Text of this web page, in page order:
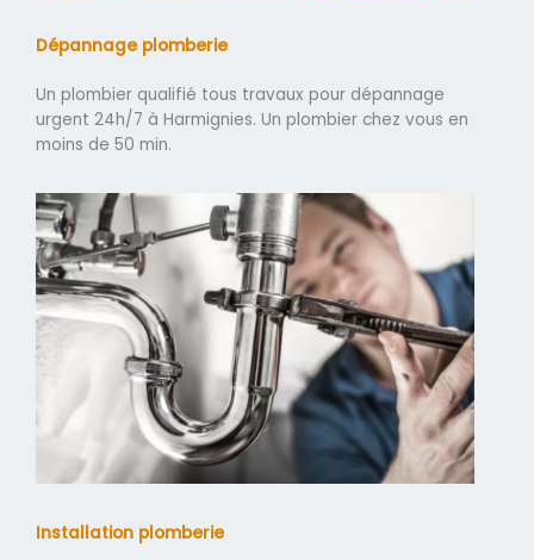
Dépannage plomberie
Un plombier qualifié tous travaux pour dépannage
urgent 24h/7 à Harmignies. Un plombier chez vous en
moins de 50 min.
Installation plomberie